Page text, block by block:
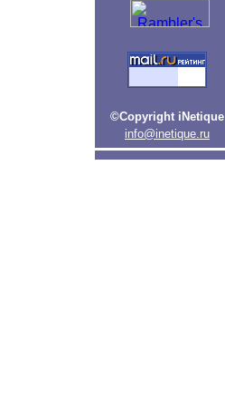
©Copyright iNetique
info@inetique.ru